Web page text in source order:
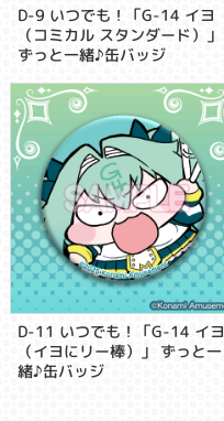
D-9 いつでも！「G-14 イヨ
（コミカル スタンダード）」
ずっと一緒♪缶バッジ
D-11 いつでも！「G-14 イヨ
（イヨにリー棒）」 ずっと一
緒♪缶バッジ